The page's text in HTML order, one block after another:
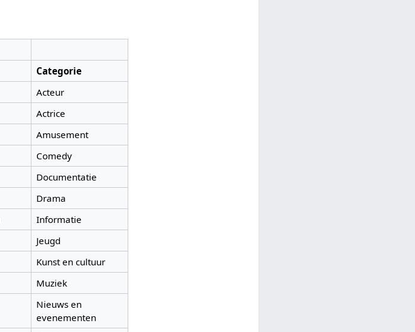
Categorie
Acteur
Actrice
Amusement
Comedy
Documentatie
Drama
Informatie
Jeugd
Kunst en cultuur
Muziek
Nieuws en
evenementen